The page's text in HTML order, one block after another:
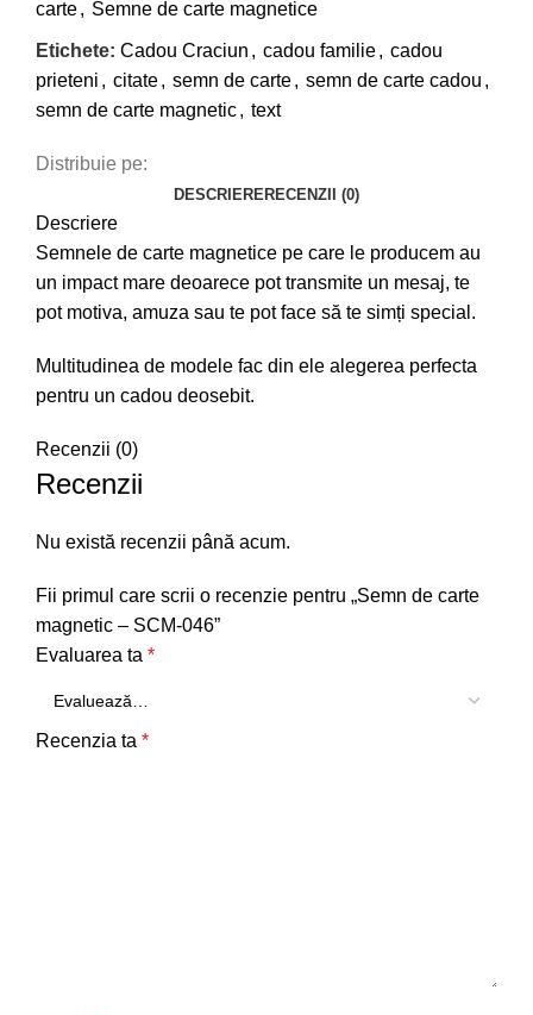
carte, Semne de carte magnetice
Etichete: Cadou Craciun , cadou familie, cadou
prieteni , citate, semn de carte, semn de carte cadou ,
semn de carte magnetic, text
Distribuie pe:
DESCRIERERECENZII (0)
Descriere
Semnele de carte magnetice pe care le producem au
un impact mare deoarece pot transmite un mesaj, te
pot motiva, amuza sau te pot face să te simți special.
Multitudinea de modele fac din ele alegerea perfecta
pentru un cadou deosebit.
Recenzii (0)
Recenzii
Nu există recenzii până acum.
Fii primul care scrii o recenzie pentru „Semn de carte
magnetic – SCM-046”
Evaluarea ta *
Recenzia ta *